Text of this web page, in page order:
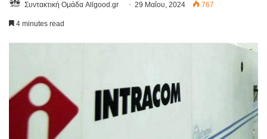
Συντακτική Ομάδα Allgood.gr 29 Μαΐου, 2024 767
4 minutes read